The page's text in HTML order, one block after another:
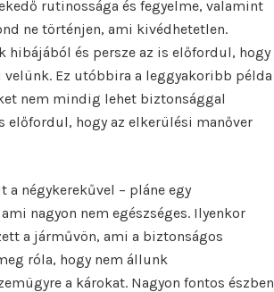
rutinossága és fegyelme, valamint
ne történjen, ami kivédhetetlen.
hibájából és persze az is előfordul, hogy
Ez utóbbira a leggyakoribb példa
nem mindig lehet biztonsággal
előfordul, hogy az elkerülési manőver
a négykerekűvel – pláne egy
nagyon nem egészséges. Ilyenkor
a járművön, ami a biztonságos
róla, hogy nem állunk
a károkat. Nagyon fontos észben